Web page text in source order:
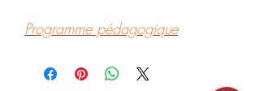
Programme pédagogique